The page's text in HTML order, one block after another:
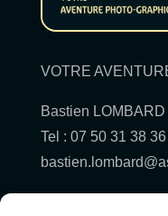
VOTRE
Bastien LOMBARD
Tel : 07 50 31 38 36